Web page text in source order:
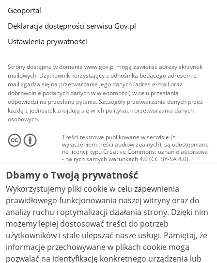
Geoportal
Deklaracja dostępności serwisu Gov.pl
Ustawienia prywatności
Strony dostępne w domenie www.gov.pl mogą zawierać adresy skrzynek
mailowych. Użytkownik korzystający z odnośnika będącego adresem e-
mail zgadza się na przetwarzanie jego danych (adres e-mail oraz
dobrowolnie podanych danych w wiadomości) w celu przesłania
odpowiedzi na przesłane pytania. Szczegóły przetwarzania danych przez
każdą z jednostek znajdują się w ich politykach przetwarzania danych
osobowych.
Treści tekstowe publikowane w serwisie (z
wyłączeniem treści audiowizualnych), są udostępniane
na licencji typu Creative Commons: uznanie autorstwa
- na tych samych warunkach 4.0 (CC BY-SA 4.0).
Materiały audiowizualne, w tym zdjęcia, materiały
audio i wideo, są udostępniane na licencji typu
Creative Commons: uznanie autorstwa użycie
niekomercyjne - bez utworów zależnych 4.0 (CC BY-
NC-ND 4.0), o ile nie jest to stwierdzone inaczej.
Dbamy o Twoją prywatność
Wykorzystujemy pliki cookie w celu zapewnienia
prawidłowego funkcjonowania naszej witryny oraz do
analizy ruchu i optymalizacji działania strony. Dzięki nim
możemy lepiej dostosować treści do potrzeb
użytkowników i stale ulepszać nasze usługi. Pamiętaj, że
informacje przechowywane w plikach cookie mogą
pozwalać na identyfikację konkretnego urządzenia lub